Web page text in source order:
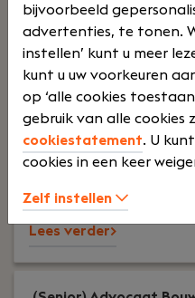
Uw rol:Ben jij een
passie voor fusies en
waarbij je veel
complexe transacties
klein, gespecialiseerd
iets voor jou.
Lees verder>
bijvoorbeeld
advertenties, te tonen.
instellen’ kunt u meer
kunt u uw voorkeuren
op ‘alle cookies
gebruik van alle cookies
cookiestatement. U
cookies in een keer
Zelf instellen